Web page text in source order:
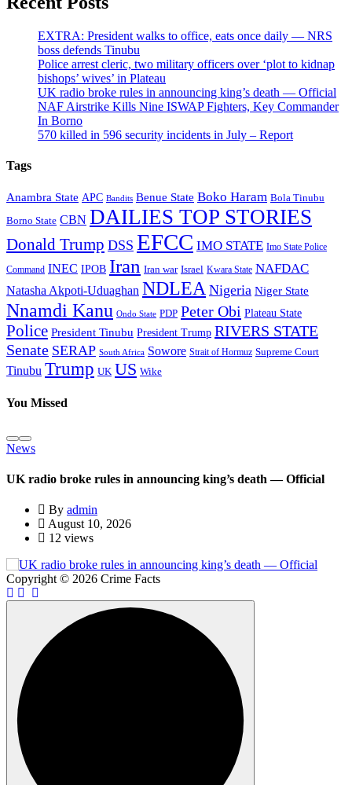
EXTRA: President walks to office, eats once daily — NRS
boss defends Tinubu
Police arrest cleric, two military officers over ‘plot to kidnap
bishops’ wives’ in Plateau
UK radio broke rules in announcing king’s death — Official
NAF Airstrike Kills Nine ISWAP Fighters, Key Commander
In Borno
570 killed in 596 security incidents in July – Report
Tags
Anambra State APC Bandits Benue State Boko Haram Bola Tinubu
Borno State CBN DAILIES TOP STORIES
Donald Trump DSS EFCC IMO STATE Imo State Police
Command INEC IPOB Iran Iran war Israel Kwara State NAFDAC
Natasha Akpoti-Uduaghan NDLEA Nigeria Niger State
Nnamdi Kanu Ondo State PDP Peter Obi Plateau State
Police President Tinubu President Trump RIVERS STATE
Senate SERAP South Africa Sowore Strait of Hormuz Supreme Court
Tinubu Trump UK US Wike
You Missed
News
UK radio broke rules in announcing king’s death — Official
By admin
August 10, 2026
12 views
Copyright © 2026 Crime Facts